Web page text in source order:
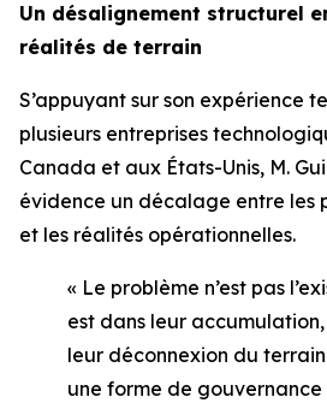
Un désalignement structurel
réalités de terrain
S’appuyant sur son expérience
plusieurs entreprises
Canada et aux États-Unis, M.
évidence un décalage entre les
et les réalités opérationnelles.
« Le problème n’est pas
est dans leur
leur déconnexion du
une forme de